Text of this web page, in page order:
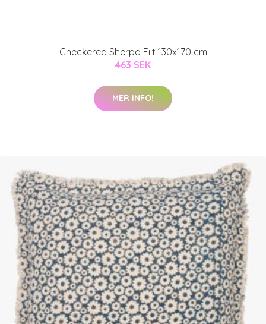
Checkered Sherpa Filt 130x170 cm
463 SEK
MER INFO!